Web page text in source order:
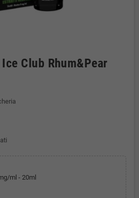
Club Rhum&Pear
ml - 20ml